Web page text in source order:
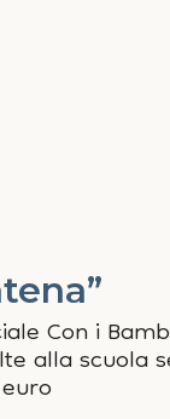
Con i
alla scuola